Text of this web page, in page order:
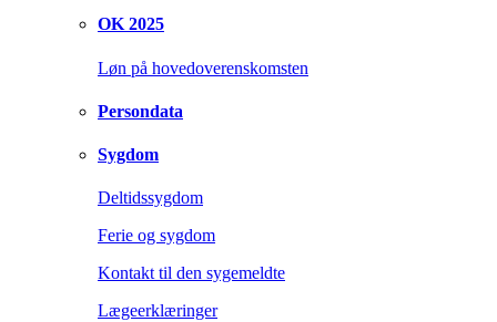
OK 2025
Løn på hovedoverenskomsten
Persondata
Sygdom
Deltidssygdom
Ferie og sygdom
Kontakt til den sygemeldte
Lægeerklæringer